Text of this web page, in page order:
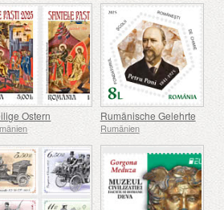
Ostern Rumänische Gelehrte
Rumänien